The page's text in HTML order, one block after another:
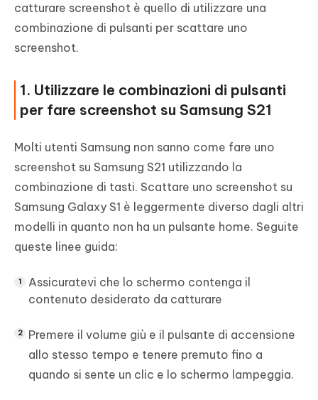
catturare screenshot è quello di utilizzare una
combinazione di pulsanti per scattare uno
screenshot.
1. Utilizzare le combinazioni di pulsanti
per fare screenshot su Samsung S21
Molti utenti Samsung non sanno come fare uno
screenshot su Samsung S21 utilizzando la
combinazione di tasti. Scattare uno screenshot su
Samsung Galaxy S1 è leggermente diverso dagli altri
modelli in quanto non ha un pulsante home. Seguite
queste linee guida:
Assicuratevi che lo schermo contenga il
contenuto desiderato da catturare
Premere il volume giù e il pulsante di accensione
allo stesso tempo e tenere premuto fino a
quando si sente un clic e lo schermo lampeggia.